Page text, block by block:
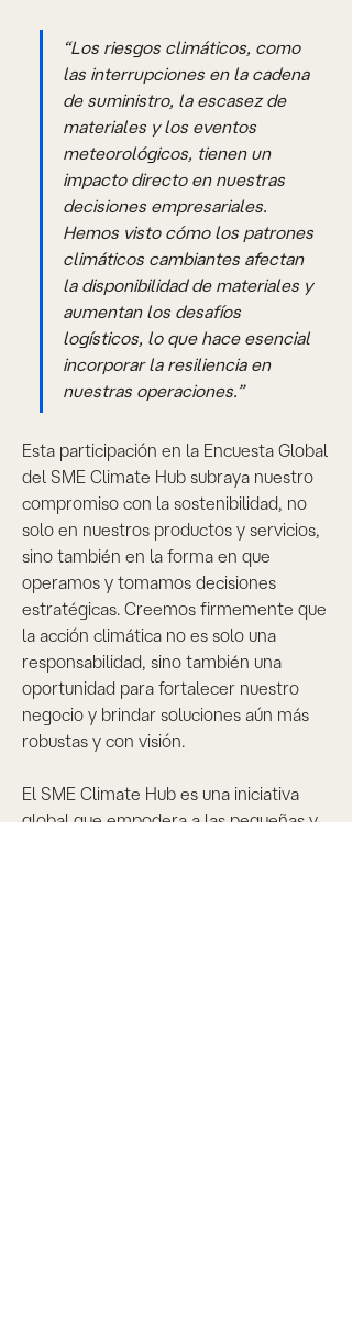
“Los riesgos climáticos, como
las interrupciones en la cadena
de suministro, la escasez de
materiales y los eventos
meteorológicos, tienen un
impacto directo en nuestras
decisiones empresariales.
Hemos visto cómo los patrones
climáticos cambiantes afectan
la disponibilidad de materiales y
aumentan los desafíos
logísticos, lo que hace esencial
incorporar la resiliencia en
nuestras operaciones.”
Esta participación en la Encuesta Global
del SME Climate Hub subraya nuestro
compromiso con la sostenibilidad, no
solo en nuestros productos y servicios,
sino también en la forma en que
operamos y tomamos decisiones
estratégicas. Creemos firmemente que
la acción climática no es solo una
responsabilidad, sino también una
oportunidad para fortalecer nuestro
negocio y brindar soluciones aún más
robustas y con visión.
El SME Climate Hub es una iniciativa
global que empodera a las pequeñas y